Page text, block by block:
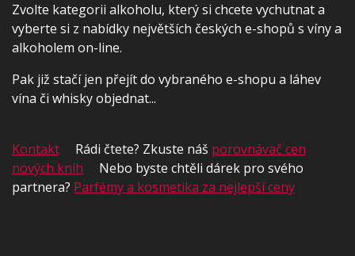
Zvolte kategorii alkoholu, který si chcete vychutnat a
vyberte si z nabídky největších českých e-shopů s víny a
alkoholem on-line.
Pak již stačí jen přejít do vybraného e-shopu a láhev
vína či whisky objednat...
Kontakt Rádi čtete? Zkuste náš porovnávač cen
nových knih
Nebo byste chtěli dárek pro svého
partnera? Parfémy a kosmetika za nejlepší ceny